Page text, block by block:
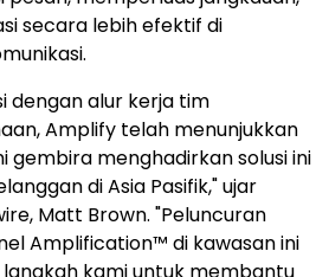
secara lebih efektif di
dengan alur kerja tim
Amplify telah menunjukkan
gembira menghadirkan solusi ini
di Asia Pasifik," ujar
Matt Brown. "Peluncuran
Amplification™ di kawasan ini